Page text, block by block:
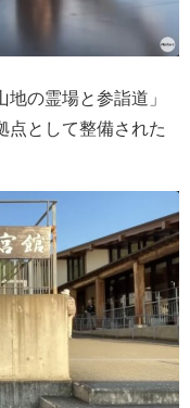
の霊場と参詣道」
点として整備された